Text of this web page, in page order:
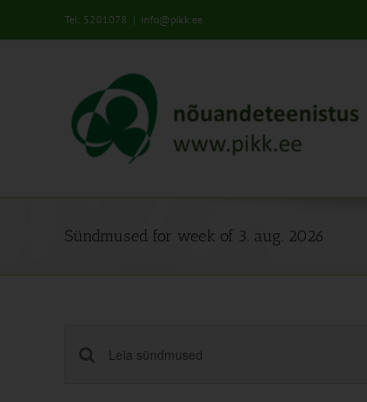
Tel: 5201078 | info@pikk.ee
Sündmused for week of 3. aug. 2026
Sündmused
Enter